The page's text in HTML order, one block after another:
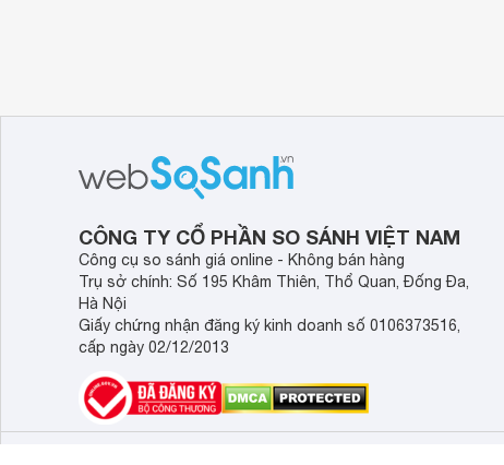
CÔNG TY CỔ PHẦN SO SÁNH VIỆT NAM
Công cụ so sánh giá online - Không bán hàng
Trụ sở chính: Số 195 Khâm Thiên, Thổ Quan, Đống Đa,
Hà Nội
Giấy chứng nhận đăng ký kinh doanh số 0106373516,
cấp ngày 02/12/2013